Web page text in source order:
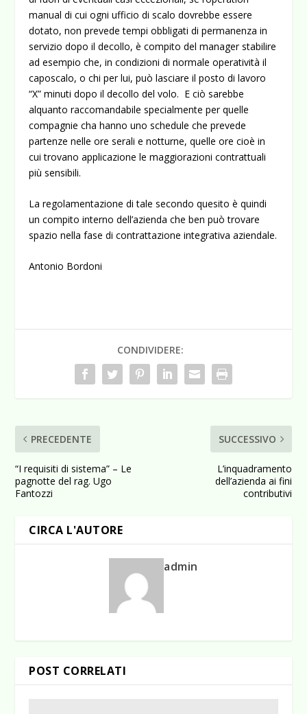
manual di cui ogni ufficio di scalo dovrebbe essere
dotato, non prevede tempi obbligati di permanenza in
servizio dopo il decollo, è compito del manager stabilire
ad esempio che, in condizioni di normale operatività il
caposcalo, o chi per lui, può lasciare il posto di lavoro
“X” minuti dopo il decollo del volo. E ciò sarebbe
alquanto raccomandabile specialmente per quelle
compagnie cha hanno uno schedule che prevede
partenze nelle ore serali e notturne, quelle ore cioè in
cui trovano applicazione le maggiorazioni contrattuali
più sensibili.
La regolamentazione di tale secondo quesito è quindi
un compito interno dell’azienda che ben può trovare
spazio nella fase di contrattazione integrativa aziendale.
Antonio Bordoni
CONDIVIDERE:
PRECEDENTE
“I requisiti di sistema” – Le
pagnotte del rag. Ugo
Fantozzi
SUCCESSIVO
L’inquadramento
dell’azienda ai fini
contributivi
CIRCA L'AUTORE
admin
POST CORRELATI